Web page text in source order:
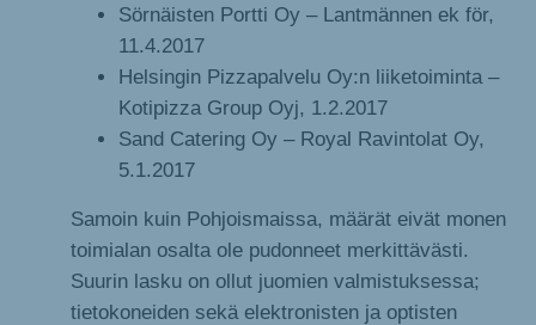
Sörnäisten Portti Oy – Lantmännen ek för,
11.4.2017
Helsingin Pizzapalvelu Oy:n liiketoiminta –
Kotipizza Group Oyj, 1.2.2017
Sand Catering Oy – Royal Ravintolat Oy,
5.1.2017
Samoin kuin Pohjoismaissa, määrät eivät monen
toimialan osalta ole pudonneet merkittävästi.
Suurin lasku on ollut juomien valmistuksessa;
tietokoneiden sekä elektronisten ja optisten